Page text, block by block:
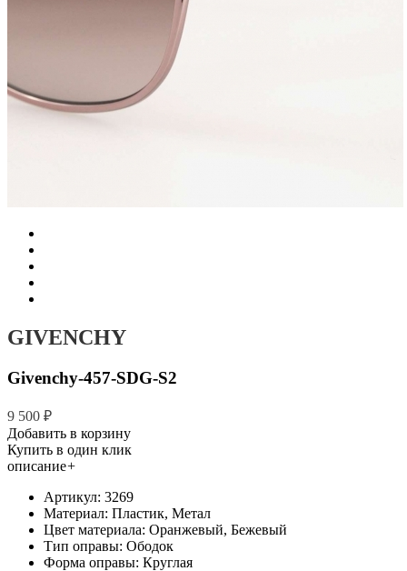
GIVENCHY
Givenchy-457-SDG-S2
9 500 ₽
Добавить в корзину
Купить в один клик
описание+
Артикул: 3269
Материал: Пластик, Метал
Цвет материала: Оранжевый, Бежевый
Тип оправы: Ободок
Форма оправы: Круглая